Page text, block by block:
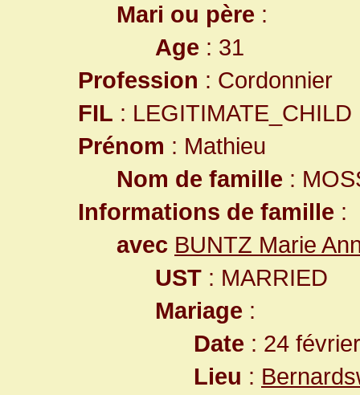
Mari ou père :
Age : 31
Profession : Cordonnier
FIL : LEGITIMATE_CHILD
Prénom : Mathieu
Nom de famille :
Informations de famille :
avec BUNTZ Marie
UST : MARRIED
Mariage :
Date : 24
Lieu :